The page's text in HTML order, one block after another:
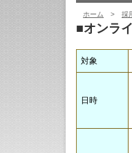
館長挨拶
事業理念
公文書館概
業務・活動
過去の業務
採用情報
国立公文書
ご寄附のお
アクセス
ホーム > 採
■オンラ
対象
日時